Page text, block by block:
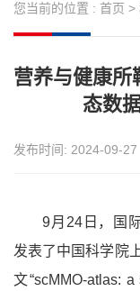
您当前的位置 : 首页 >
营养与健康所
态数
发布时间: 2024-09-27
9月24日，国
发表了中国科学院
文“scMMO-atlas: